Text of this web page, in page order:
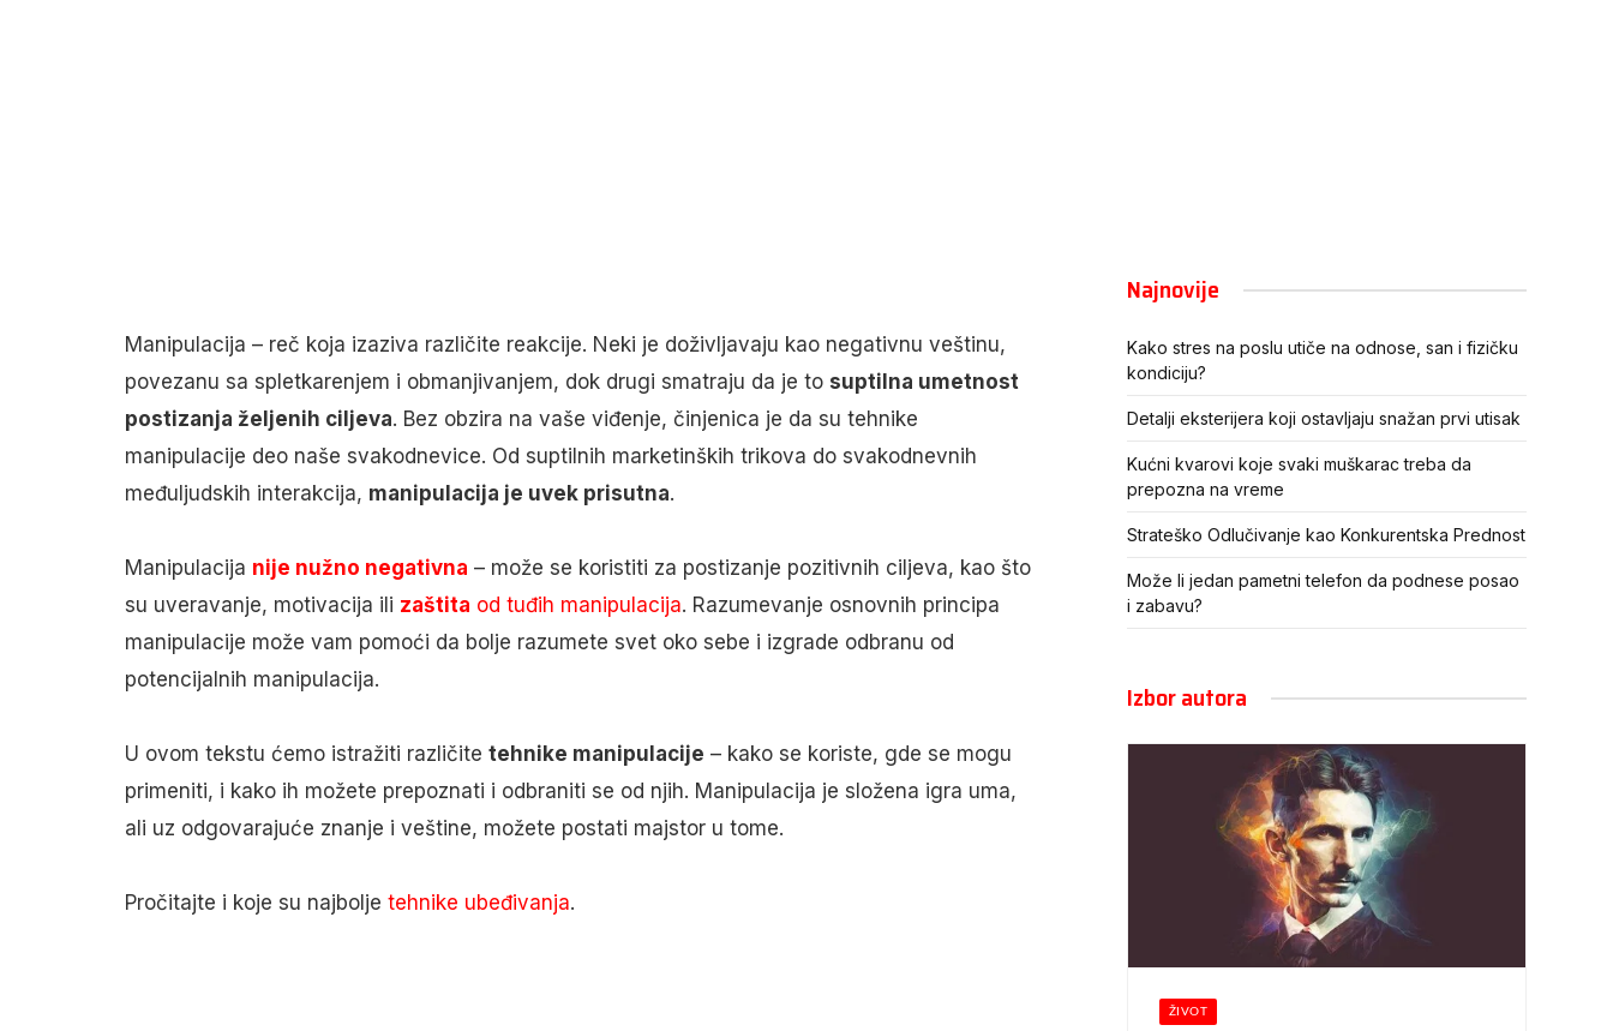
Manipulacija – reč koja izaziva različite reakcije. Neki je doživljavaju kao negativnu veštinu,
povezanu sa spletkarenjem i obmanjivanjem, dok drugi smatraju da je to suptilna umetnost
postizanja željenih ciljeva. Bez obzira na vaše viđenje, činjenica je da su tehnike
manipulacije deo naše svakodnevice. Od suptilnih marketinških trikova do svakodnevnih
međuljudskih interakcija, manipulacija je uvek prisutna.
Manipulacija nije nužno negativna – može se koristiti za postizanje pozitivnih ciljeva, kao što
su uveravanje, motivacija ili zaštita od tuđih manipulacija. Razumevanje osnovnih principa
manipulacije može vam pomoći da bolje razumete svet oko sebe i izgrade odbranu od
potencijalnih manipulacija.
U ovom tekstu ćemo istražiti različitetehnike manipulacije – kako se koriste, gde se mogu
primeniti, i kako ih možete prepoznati i odbraniti se od njih. Manipulacija je složena igra uma,
ali uz odgovarajuće znanje i veštine, možete postati majstor u tome.
Pročitajte i koje su najboljetehnike ubeđivanja.
Najnovije
Kako stres na poslu utiče na odnose, san i fizičku
kondiciju?
Detalji eksterijera koji ostavljaju snažan prvi utisak
Kućni kvarovi koje svaki muškarac treba da
prepozna na vreme
Strateško Odlučivanje kao Konkurentska Prednost
Može li jedan pametni telefon da podnese posao
i zabavu?
Izbor autora
ŽIVOT